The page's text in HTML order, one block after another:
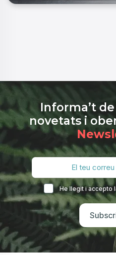
Informa’t
novetats i
He llegit i accepto